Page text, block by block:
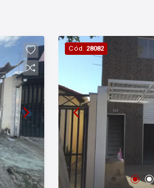
Cód. 28082